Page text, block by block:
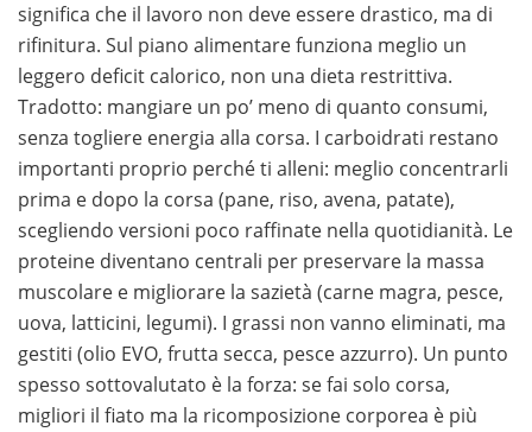
significa che il lavoro non deve essere drastico, ma di
rifinitura. Sul piano alimentare funziona meglio un
leggero deficit calorico, non una dieta restrittiva.
Tradotto: mangiare un po’ meno di quanto consumi,
senza togliere energia alla corsa. I carboidrati restano
importanti proprio perché ti alleni: meglio concentrarli
prima e dopo la corsa (pane, riso, avena, patate),
scegliendo versioni poco raffinate nella quotidianità. Le
proteine diventano centrali per preservare la massa
muscolare e migliorare la sazietà (carne magra, pesce,
uova, latticini, legumi). I grassi non vanno eliminati, ma
gestiti (olio EVO, frutta secca, pesce azzurro). Un punto
spesso sottovalutato è la forza: se fai solo corsa,
migliori il fiato ma la ricomposizione corporea è più